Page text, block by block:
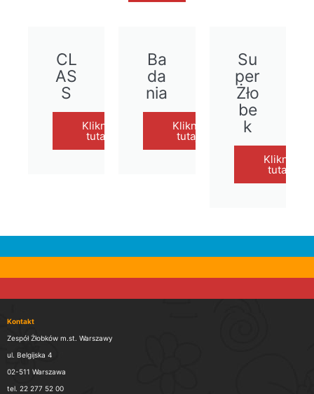
CL
AS
S
Kliknij
tutaj
Ba
da
nia
Kliknij
tutaj
Su
per
Żło
be
k
Kliknij
tutaj
Kontakt
Zespół Żłobków m.st. Warszawy
ul. Belgijska 4
02-511 Warszawa
tel. 22 277 52 00